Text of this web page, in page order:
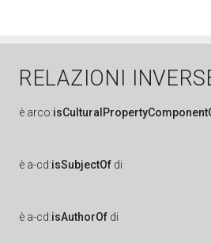
RELAZIONI
è arco:
è a-cd:isSubjectOf di
è a-cd:isAuthorOf di